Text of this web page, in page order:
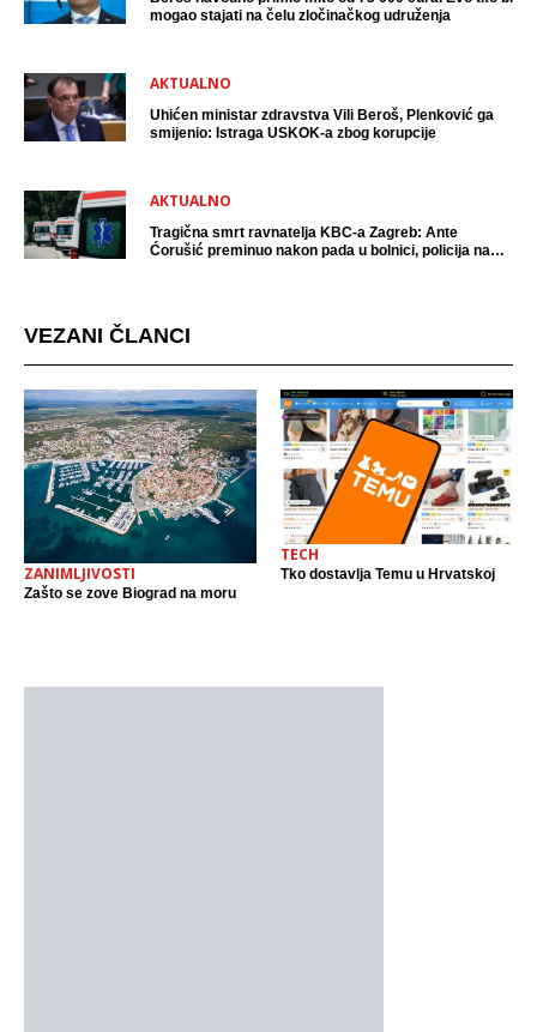
mogao stajati na čelu zločinačkog udruženja
AKTUALNO
Uhićen ministar zdravstva Vili Beroš, Plenković ga
smijenio: Istraga USKOK-a zbog korupcije
AKTUALNO
Tragična smrt ravnatelja KBC-a Zagreb: Ante
Ćorušić preminuo nakon pada u bolnici, policija na
VEZANI ČLANCI
ZANIMLJIVOSTI
Zašto se zove Biograd na moru
TECH
Tko dostavlja Temu u Hrvatskoj